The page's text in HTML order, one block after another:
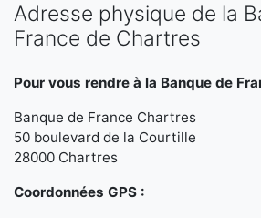
Adresse physique de la
France de Chartres
Pour vous rendre à la Banque de
Banque de France Chartres
50 boulevard de la Courtille
28000 Chartres
Coordonnées GPS :